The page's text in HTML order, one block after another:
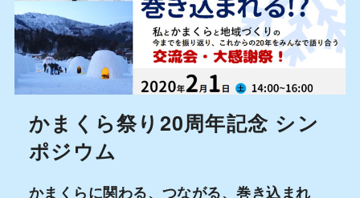
かまくら祭り20周年記念 シン
ポジウム
かまくらに関わる、つながる、巻き込まれ